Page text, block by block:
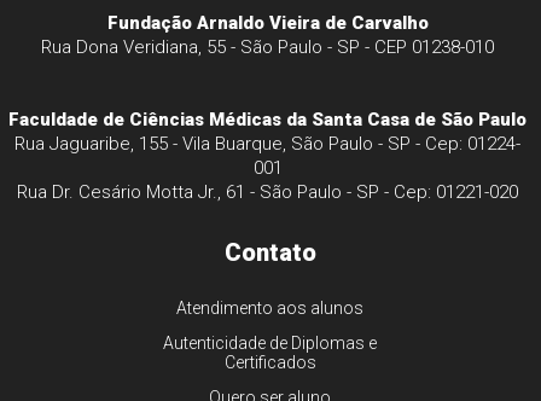
Fundação Arnaldo Vieira de Carvalho
Rua Dona Veridiana, 55 - São Paulo - SP - CEP 01238-010
Faculdade de Ciências Médicas da Santa Casa de São Paulo
Rua Jaguaribe, 155 - Vila Buarque, São Paulo - SP - Cep: 01224-
001
Rua Dr. Cesário Motta Jr., 61 - São Paulo - SP - Cep: 01221-020
Contato
Atendimento aos alunos
Autenticidade de Diplomas e
Certificados